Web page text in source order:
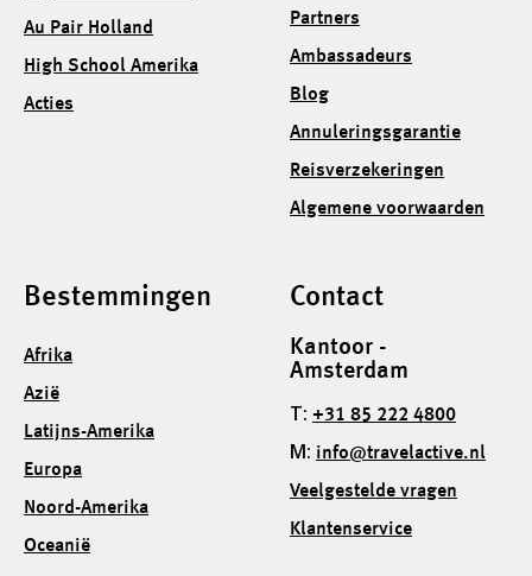
Au Pair Holland
High School Amerika
Acties
Partners
Ambassadeurs
Blog
Annuleringsgarantie
Reisverzekeringen
Algemene voorwaarden
Bestemmingen
Afrika
Azië
Latijns-Amerika
Europa
Noord-Amerika
Oceanië
Contact
Kantoor -
Amsterdam
T: +31 85 222 4800
M: info@travelactive.nl
Veelgestelde vragen
Klantenservice